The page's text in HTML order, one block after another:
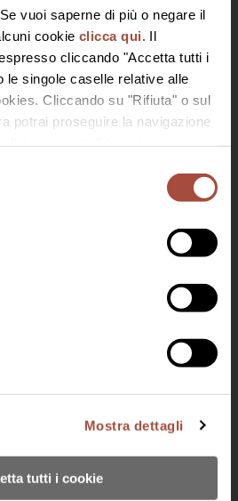
vuoi saperne di più o negare il
cookie clicca qui.
Il
cliccando "Accetta tutti i
le singole caselle relative alle
Cliccando su "Rifiuta" o sul
potrai proseguire la navigazione
Mostra dettagli
tutti i cookie
acustomercare@bisol.it
SRL SOCIO UNICO
di Valdobbiadene (TV)